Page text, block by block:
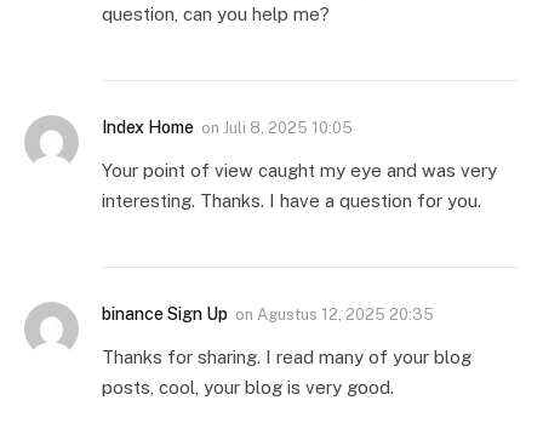
question, can you help me?
Index Home on Juli 8, 2025 10:05
Your point of view caught my eye and was very
interesting. Thanks. I have a question for you.
binance Sign Up on Agustus 12, 2025 20:35
Thanks for sharing. I read many of your blog
posts, cool, your blog is very good.